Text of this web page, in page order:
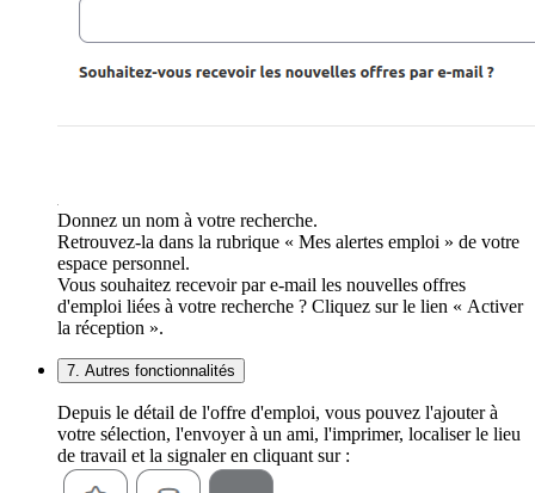
Donnez un nom à votre recherche.
Retrouvez-la dans la rubrique « Mes alertes emploi » de votre
espace personnel.
Vous souhaitez recevoir par e-mail les nouvelles offres
d'emploi liées à votre recherche ? Cliquez sur le lien « Activer
la réception ».
7. Autres fonctionnalités
Depuis le détail de l'offre d'emploi, vous pouvez l'ajouter à
votre sélection, l'envoyer à un ami, l'imprimer, localiser le lieu
de travail et la signaler en cliquant sur :